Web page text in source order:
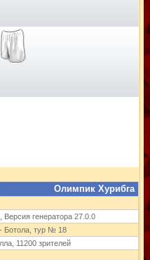
Олимпик Хурибга
генератора 27.0.0
- Ботола, тур № 18
11200 зрителей